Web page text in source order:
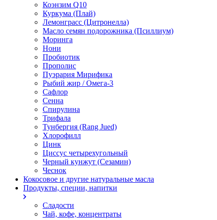
Коэнзим Q10
Куркума (Плай)
Лемонграсс (Цитронелла)
Масло семян подорожника (Псиллиум)
Моринга
Нони
Пробиотик
Прополис
Пуэрария Мирифика
Рыбий жир / Омега-3
Сафлор
Сенна
Спирулина
Трифала
Тунбергия (Rang Jued)
Хлорофилл
Цинк
Циссус четырехугольный
Черный кунжут (Сезамин)
Чеснок
Кокосовое и другие натуральные масла
Продукты, специи, напитки
Сладости
Чай, кофе, концентраты